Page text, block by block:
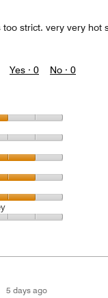
too strict. very very hot
Yes · 0 No · 0
5 days ago